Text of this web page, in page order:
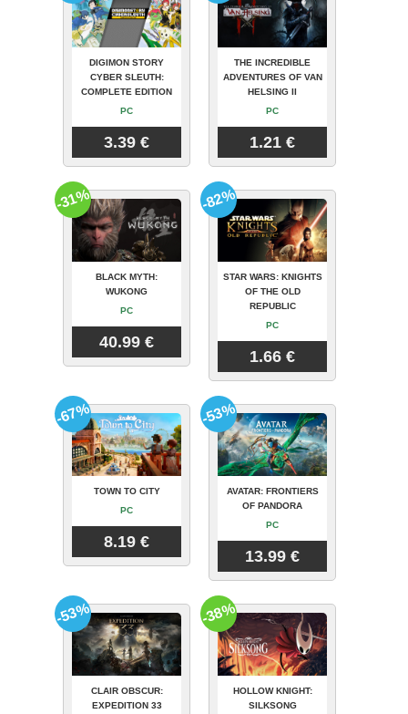
DIGIMON STORY
CYBER SLEUTH:
COMPLETE EDITION
PC
3.39 €
THE INCREDIBLE
ADVENTURES OF VAN
HELSING II
PC
1.21 €
BLACK MYTH:
WUKONG
PC
40.99 €
-31%
STAR WARS: KNIGHTS
OF THE OLD
REPUBLIC
PC
1.66 €
-82%
TOWN TO CITY
PC
8.19 €
-67%
AVATAR: FRONTIERS
OF PANDORA
PC
13.99 €
-53%
CLAIR OBSCUR:
EXPEDITION 33
-53%
HOLLOW KNIGHT:
SILKSONG
-38%